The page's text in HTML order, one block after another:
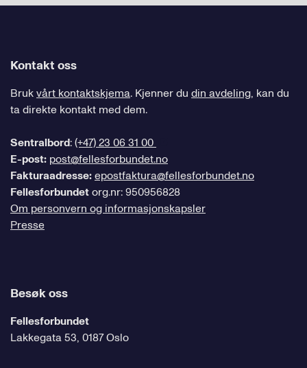
Kontakt oss
Brukvårt kontaktskjema. Kjenner du din avdeling, kan du
ta direkte kontakt med dem.
Sentralbord:(+47) 23 06 31 00
E-post: post@fellesforbundet.no
Fakturaadresse:epostfaktura@fellesforbundet.no
Fellesforbundetorg.nr: 950956828
Om personvern og informasjonskapsler
Presse
Besøk oss
Fellesforbundet
Lakkegata 53, 0187 Oslo